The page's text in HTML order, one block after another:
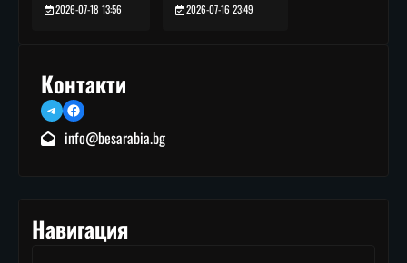
2026-07-18 13:56
2026-07-16 23:49
Контакти
TelegramFacebook
info@besarabia.bg
Навигация